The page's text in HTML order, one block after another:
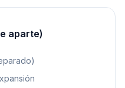
aparte)